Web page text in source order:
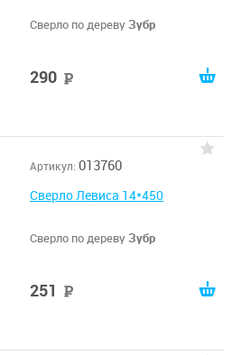
Сверло по дереву Зубр
290
Артикул: 013760
Сверло Левиса 14*450
Сверло по дереву Зубр
251